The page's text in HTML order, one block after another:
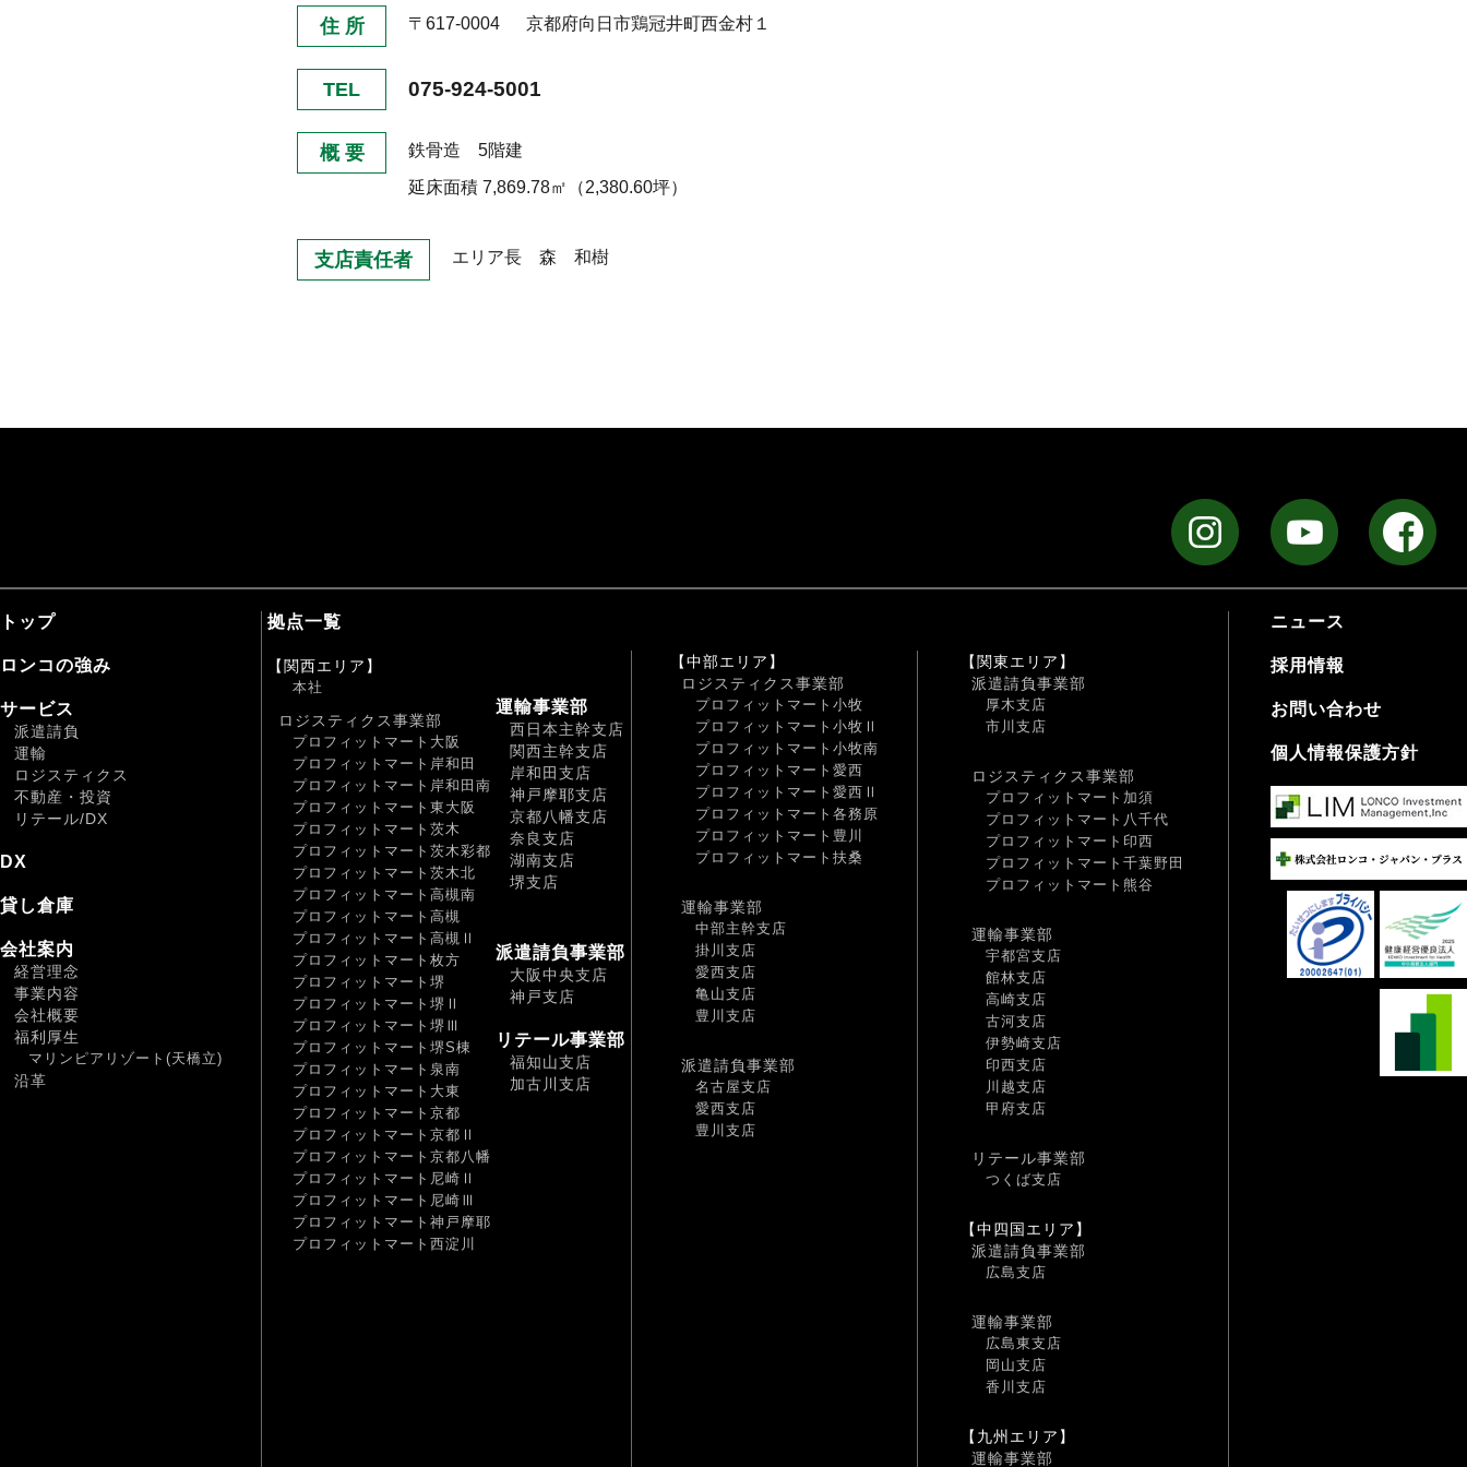
住 所 〒617-0004 京都府向日市鶏冠井町西金村１
TEL 075-924-5001
概 要
鉄骨造 5階建
延床面積 7,869.78㎡（2,380.60坪）
支店責任者 エリア長 森 和樹
トップ
ロンコの強み
サービス
派遣請負
運輸
ロジスティクス
不動産・投資
リテール/DX
DX
貸し倉庫
会社案内
経営理念
事業内容
会社概要
福利厚生
マリンピアリゾート(天橋立)
沿革
拠点一覧
【関西エリア】
本社
ロジスティクス事業部
プロフィットマート大阪
プロフィットマート岸和田
プロフィットマート岸和田南
プロフィットマート東大阪
プロフィットマート茨木
プロフィットマート茨木彩都
プロフィットマート茨木北
プロフィットマート高槻南
プロフィットマート高槻
プロフィットマート高槻Ⅱ
プロフィットマート枚方
プロフィットマート堺
プロフィットマート堺Ⅱ
プロフィットマート堺Ⅲ
プロフィットマート堺S棟
プロフィットマート泉南
プロフィットマート大東
プロフィットマート京都
プロフィットマート京都Ⅱ
プロフィットマート京都八幡
プロフィットマート尼崎Ⅱ
プロフィットマート尼崎Ⅲ
プロフィットマート神戸摩耶
プロフィットマート西淀川
運輸事業部
西日本主幹支店
関西主幹支店
岸和田支店
神戸摩耶支店
京都八幡支店
奈良支店
湖南支店
堺支店
派遣請負事業部
大阪中央支店
神戸支店
リテール事業部
福知山支店
加古川支店
【中部エリア】
ロジスティクス事業部
プロフィットマート小牧
プロフィットマート小牧Ⅱ
プロフィットマート小牧南
プロフィットマート愛西
プロフィットマート愛西Ⅱ
プロフィットマート各務原
プロフィットマート豊川
プロフィットマート扶桑
運輸事業部
中部主幹支店
掛川支店
愛西支店
亀山支店
豊川支店
派遣請負事業部
名古屋支店
愛西支店
豊川支店
【関東エリア】
派遣請負事業部
厚木支店
市川支店
ロジスティクス事業部
プロフィットマート加須
プロフィットマート八千代
プロフィットマート印西
プロフィットマート千葉野田
プロフィットマート熊谷
運輸事業部
宇都宮支店
館林支店
高崎支店
古河支店
伊勢崎支店
印西支店
川越支店
甲府支店
リテール事業部
つくば支店
【中四国エリア】
派遣請負事業部
広島支店
運輸事業部
広島東支店
岡山支店
香川支店
【九州エリア】
運輸事業部
ニュース
採用情報
お問い合わせ
個人情報保護方針